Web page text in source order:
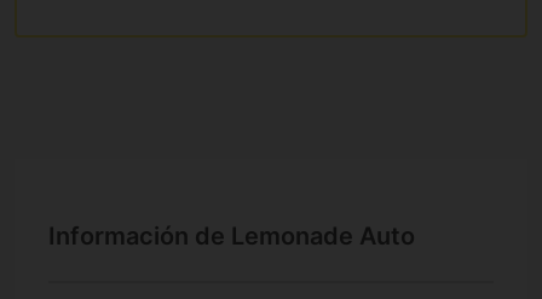
Información de Lemonade Auto